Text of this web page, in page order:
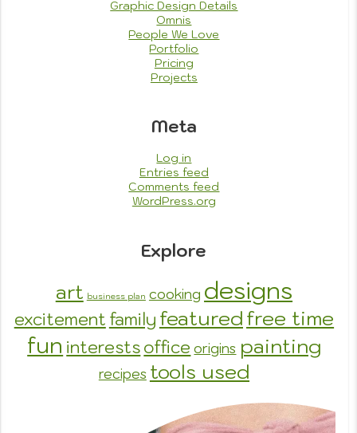
Graphic Design Details
Omnis
People We Love
Portfolio
Pricing
Projects
Meta
Log in
Entries feed
Comments feed
WordPress.org
Explore
art business plan cooking designs
excitement family featuredfree time
fun interestsoffice origins painting
recipes tools used